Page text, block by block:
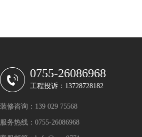
0755-26086968
工程投诉：13728728182
装修咨询：139 029 75568
服务热线：0755-26086968